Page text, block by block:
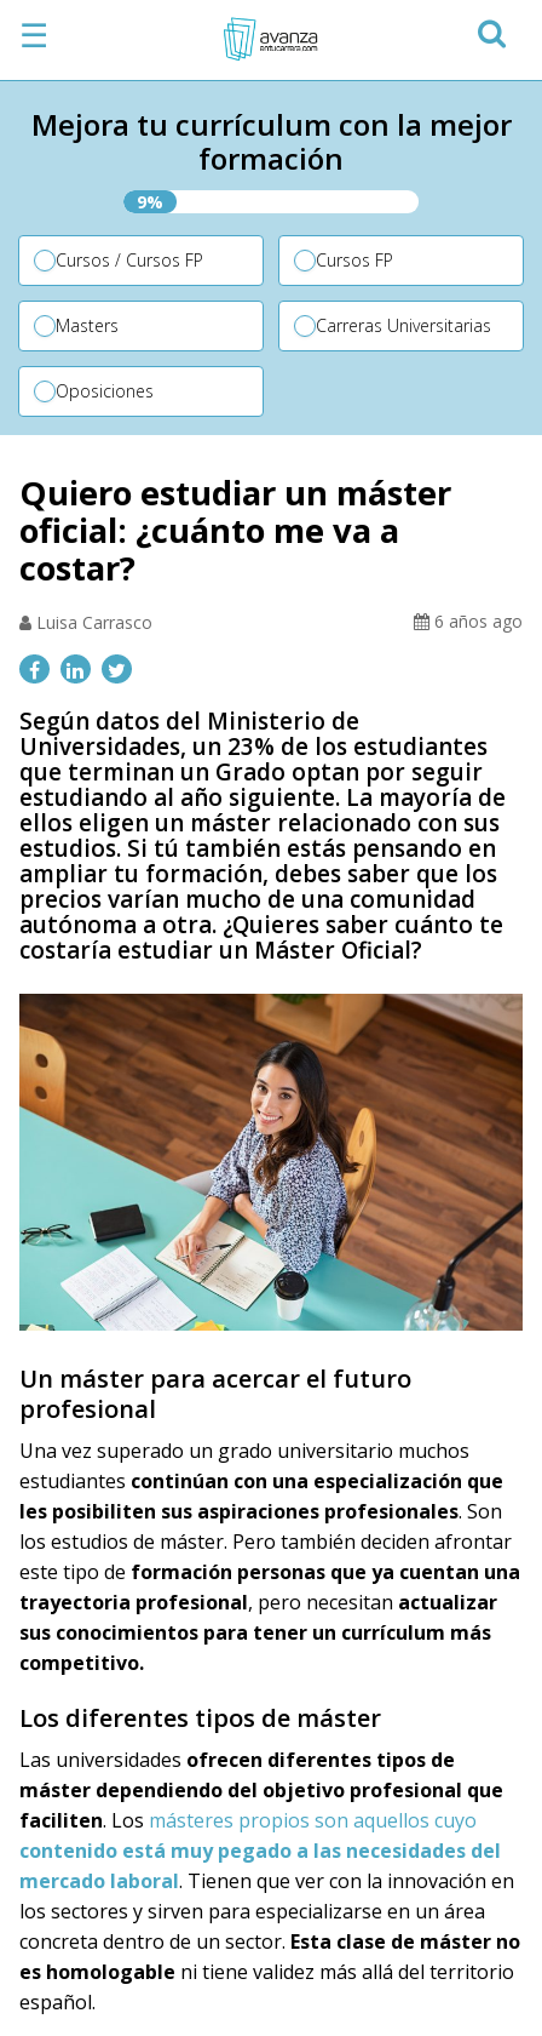
☰
Mejora tu currículum con la mejor
formación
9%
Cursos / Cursos FP Cursos FP
Masters Carreras Universitarias
Oposiciones
Quiero estudiar un máster
oficial: ¿cuánto me va a
costar?
Luisa Carrasco 6 años ago
Según datos del Ministerio de
Universidades, un 23% de los estudiantes
que terminan un Grado optan por seguir
estudiando al año siguiente. La mayoría de
ellos eligen un máster relacionado con sus
estudios. Si tú también estás pensando en
ampliar tu formación, debes saber que los
precios varían mucho de una comunidad
autónoma a otra. ¿Quieres saber cuánto te
costaría estudiar un Máster Oficial?
Un máster para acercar el futuro
profesional
Una vez superado un grado universitario muchos
estudiantes continúan con una especialización que
les posibiliten sus aspiraciones profesionales. Son
los estudios de máster. Pero también deciden afrontar
este tipo de formación personas que ya cuentan una
trayectoria profesional, pero necesitan actualizar
sus conocimientos para tener un currículum más
competitivo.
Los diferentes tipos de máster
Las universidades ofrecen diferentes tipos de
máster dependiendo del objetivo profesional que
faciliten. Los másteres propios son aquellos cuyo
contenido está muy pegado a las necesidades del
mercado laboral. Tienen que ver con la innovación en
los sectores y sirven para especializarse en un área
concreta dentro de un sector. Esta clase de máster no
es homologable ni tiene validez más allá del territorio
español.